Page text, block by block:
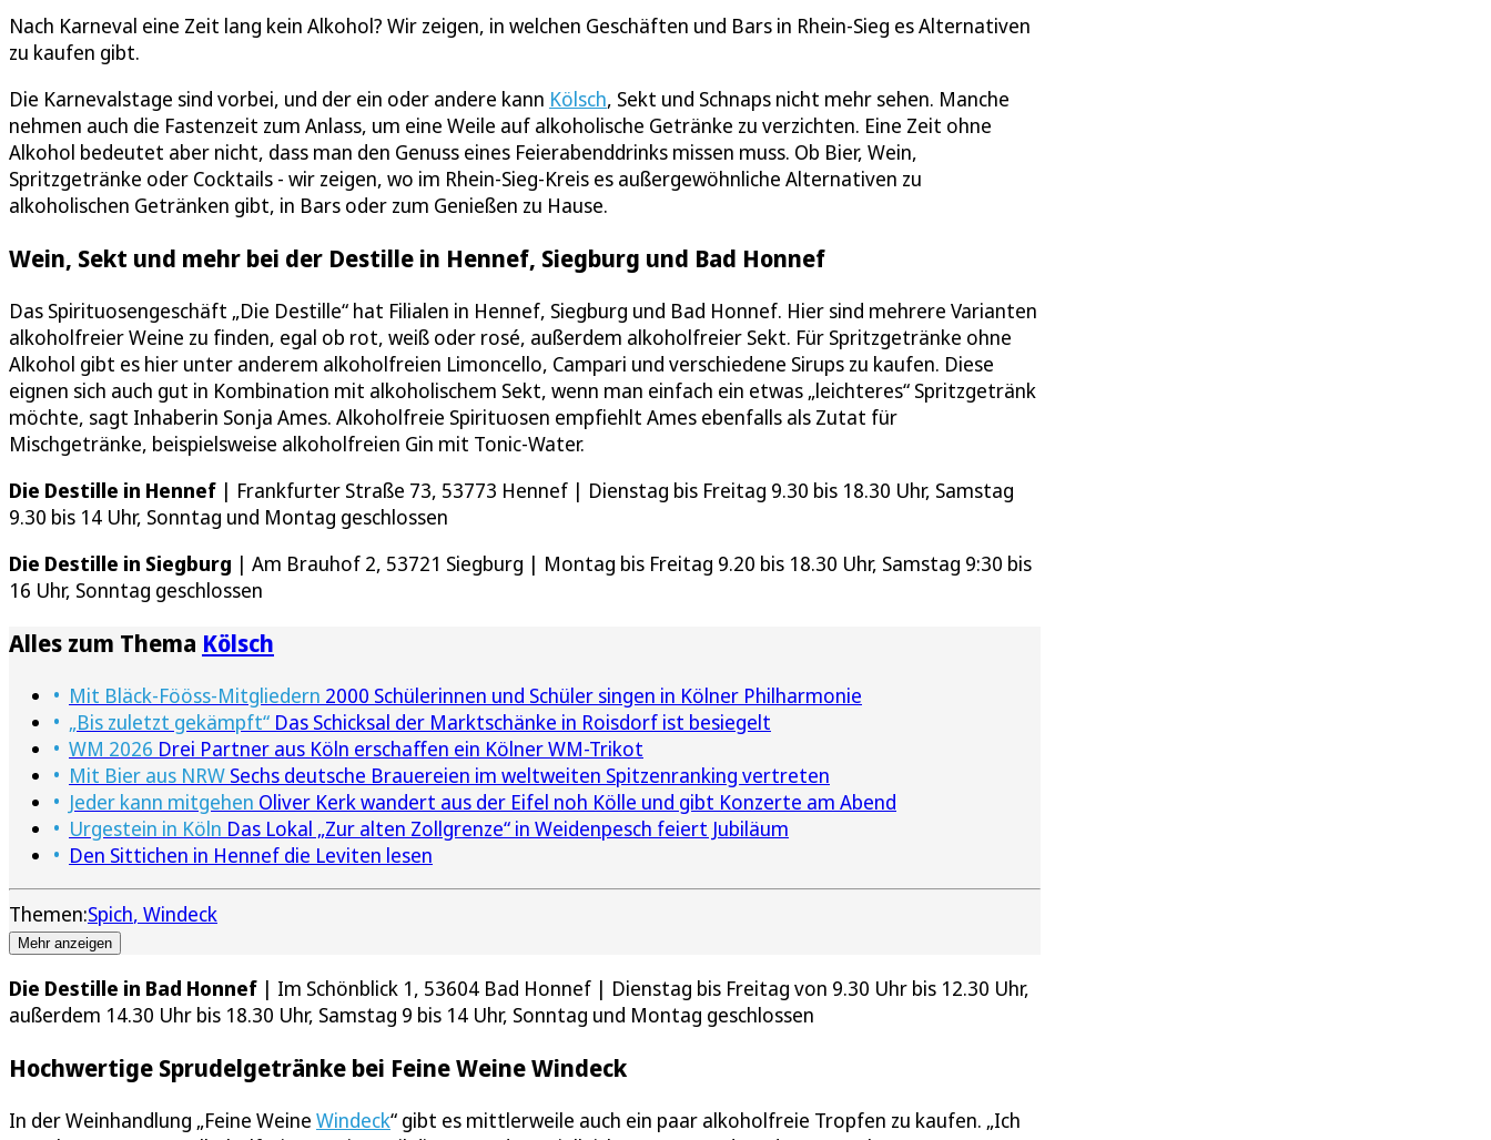
Nach Karneval eine Zeit lang kein Alkohol? Wir zeigen, in welchen Geschäften und Bars in Rhein-Sieg es Alternativen
zu kaufen gibt.
Die Karnevalstage sind vorbei, und der ein oder andere kann Kölsch, Sekt und Schnaps nicht mehr sehen. Manche
nehmen auch die Fastenzeit zum Anlass, um eine Weile auf alkoholische Getränke zu verzichten. Eine Zeit ohne
Alkohol bedeutet aber nicht, dass man den Genuss eines Feierabenddrinks missen muss. Ob Bier, Wein,
Spritzgetränke oder Cocktails - wir zeigen, wo im Rhein-Sieg-Kreis es außergewöhnliche Alternativen zu
alkoholischen Getränken gibt, in Bars oder zum Genießen zu Hause.
Wein, Sekt und mehr bei der Destille in Hennef, Siegburg und Bad Honnef
Das Spirituosengeschäft „Die Destille“ hat Filialen in Hennef, Siegburg und Bad Honnef. Hier sind mehrere Varianten
alkoholfreier Weine zu finden, egal ob rot, weiß oder rosé, außerdem alkoholfreier Sekt. Für Spritzgetränke ohne
Alkohol gibt es hier unter anderem alkoholfreien Limoncello, Campari und verschiedene Sirups zu kaufen. Diese
eignen sich auch gut in Kombination mit alkoholischem Sekt, wenn man einfach ein etwas „leichteres“ Spritzgetränk
möchte, sagt Inhaberin Sonja Ames. Alkoholfreie Spirituosen empfiehlt Ames ebenfalls als Zutat für
Mischgetränke, beispielsweise alkoholfreien Gin mit Tonic-Water.
Die Destille in Hennef | Frankfurter Straße 73, 53773 Hennef | Dienstag bis Freitag 9.30 bis 18.30 Uhr, Samstag
9.30 bis 14 Uhr, Sonntag und Montag geschlossen
Die Destille in Siegburg | Am Brauhof 2, 53721 Siegburg | Montag bis Freitag 9.20 bis 18.30 Uhr, Samstag 9:30 bis
16 Uhr, Sonntag geschlossen
Alles zum Thema Kölsch
Mit Bläck-Fööss-Mitgliedern 2000 Schülerinnen und Schüler singen in Kölner Philharmonie
„Bis zuletzt gekämpft“ Das Schicksal der Marktschänke in Roisdorf ist besiegelt
WM 2026 Drei Partner aus Köln erschaffen ein Kölner WM-Trikot
Mit Bier aus NRW Sechs deutsche Brauereien im weltweiten Spitzenranking vertreten
Jeder kann mitgehen Oliver Kerk wandert aus der Eifel noh Kölle und gibt Konzerte am Abend
Urgestein in Köln Das Lokal „Zur alten Zollgrenze“ in Weidenpesch feiert Jubiläum
Den Sittichen in Hennef die Leviten lesen
Themen:Spich Windeck
Mehr anzeigen
Die Destille in Bad Honnef | Im Schönblick 1, 53604 Bad Honnef | Dienstag bis Freitag von 9.30 Uhr bis 12.30 Uhr,
außerdem 14.30 Uhr bis 18.30 Uhr, Samstag 9 bis 14 Uhr, Sonntag und Montag geschlossen
Hochwertige Sprudelgetränke bei Feine Weine Windeck
In der Weinhandlung „Feine Weine Windeck“ gibt es mittlerweile auch ein paar alkoholfreie Tropfen zu kaufen. „Ich